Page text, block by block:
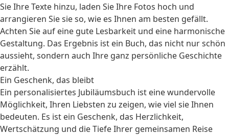
Sie Ihre Texte hinzu, laden Sie Ihre Fotos hoch und
arrangieren Sie sie so, wie es Ihnen am besten gefällt.
Achten Sie auf eine gute Lesbarkeit und eine harmonische
Gestaltung. Das Ergebnis ist ein Buch, das nicht nur schön
aussieht, sondern auch Ihre ganz persönliche Geschichte
erzählt.
Ein Geschenk, das bleibt
Ein personalisiertes Jubiläumsbuch ist eine wundervolle
Möglichkeit, Ihren Liebsten zu zeigen, wie viel sie Ihnen
bedeuten. Es ist ein Geschenk, das Herzlichkeit,
Wertschätzung und die Tiefe Ihrer gemeinsamen Reise